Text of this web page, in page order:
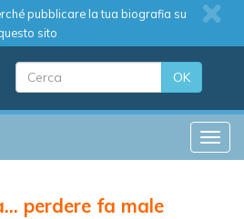
pubblicare la tua biografia su
sito
OK
perdere fa male